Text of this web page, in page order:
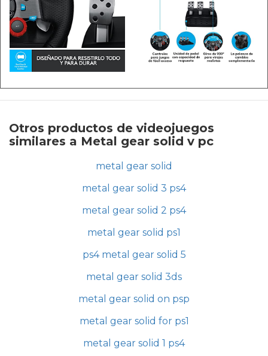
Otros productos de videojuegos
similares a Metal gear solid v pc
metal gear solid
metal gear solid 3 ps4
metal gear solid 2 ps4
metal gear solid ps1
ps4 metal gear solid 5
metal gear solid 3ds
metal gear solid on psp
metal gear solid for ps1
metal gear solid 1 ps4